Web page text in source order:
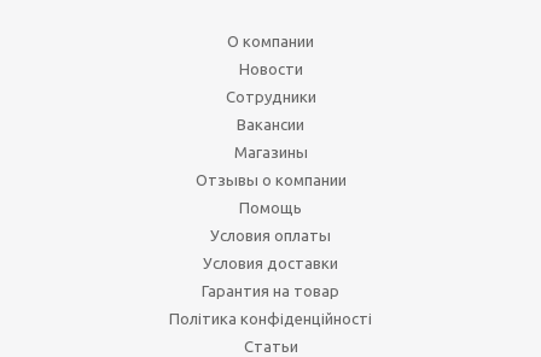
О компании
Новости
Сотрудники
Вакансии
Магазины
Отзывы о компании
Помощь
Условия оплаты
Условия доставки
Гарантия на товар
Політика конфіденційності
Статьи